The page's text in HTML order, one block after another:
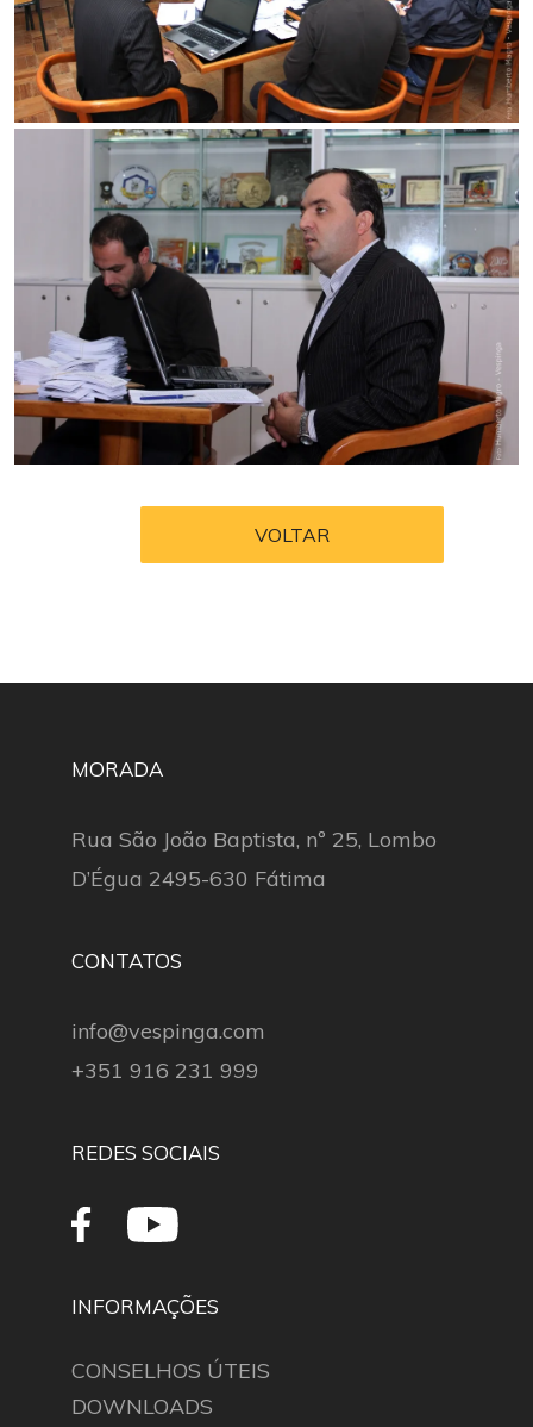
VOLTAR
MORADA
Rua São João Baptista, nº 25, Lombo
D’Égua 2495-630 Fátima
CONTATOS
info@vespinga.com
+351 916 231 999
REDES SOCIAIS
INFORMAÇÕES
CONSELHOS ÚTEIS
DOWNLOADS